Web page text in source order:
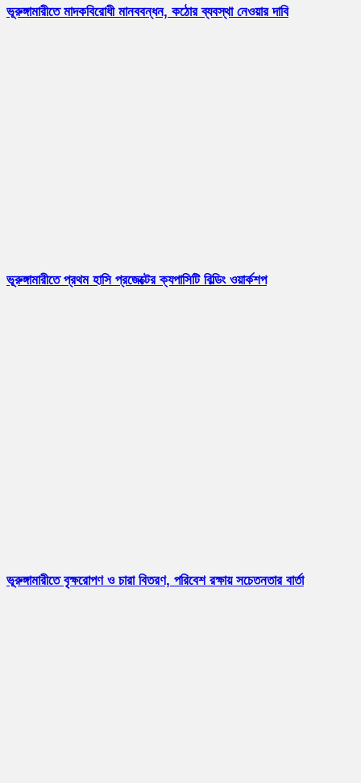
ভূরুঙ্গামারীতে মাদকবিরোধী মানববন্ধন, কঠোর ব্যবস্থা নেওয়ার দাবি
ভূরুঙ্গামারীতে প্রথম হাসি প্রজেক্টের ক্যপাসিটি বিল্ডিং ওয়ার্কশপ
ভূরুঙ্গামারীতে বৃক্ষরোপণ ও চারা বিতরণ, পরিবেশ রক্ষায় সচেতনতার বার্তা